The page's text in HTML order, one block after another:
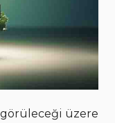
görüleceği üzere